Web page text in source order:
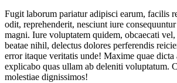
Fugit laborum pariatur adipisci earum, facilis
odit, reprehenderit, nesciunt iure
magni. Iure voluptatem quidem, obcaecati
beatae nihil, delectus dolores perferendis
error itaque veritatis unde! Maxime quae dicta
explicabo quas ullam ab deleniti voluptatum.
molestiae dignissimos!